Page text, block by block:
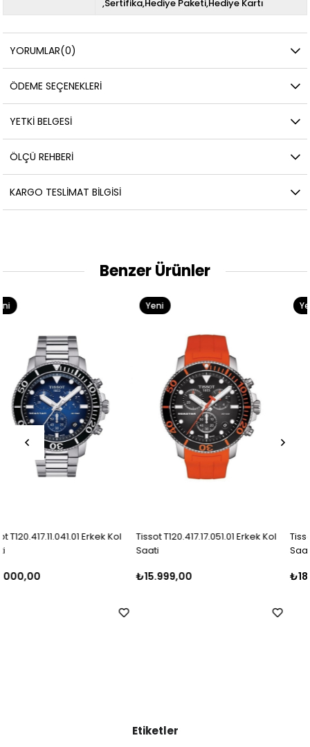
,Sertifika,Hediye Paketi,Hediye Kartı
YORUMLAR(0)
ÖDEME SEÇENEKLERI
YETKİ BELGESİ
ÖLÇÜ REHBERI
KARGO TESLIMAT BILGISI
Benzer Ürünler
Tissot T120.417.17.051.01 Erkek Kol
₺15.999,00
Tissot T120.417.11.091.00 Erkek Kol
₺18.999,00
Etiketler